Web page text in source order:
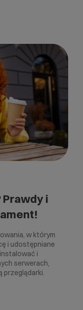
Prawdy i
w którym
i udostępniane
i
serwerach,
przeglądarki.